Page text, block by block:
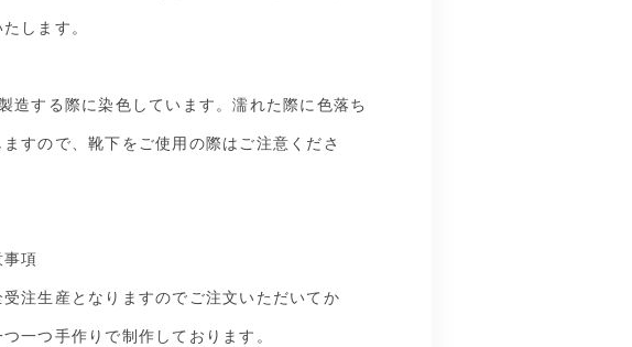
します。
造する際に染色しています。濡れた際に色落ち
ますので、靴下をご使用の際はご注意くださ
項
注生産となりますのでご注文いただいてか
一つ手作りで制作しております。